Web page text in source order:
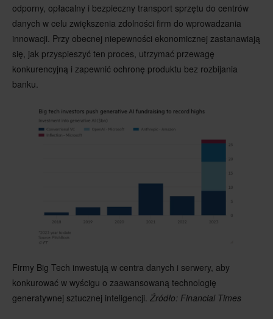
odporny, opłacalny i bezpieczny transport sprzętu do centrów
danych w celu zwiększenia zdolności firm do wprowadzania
innowacji. Przy obecnej niepewności ekonomicznej zastanawiają
się, jak przyspieszyć ten proces, utrzymać przewagę
konkurencyjną i zapewnić ochronę produktu bez rozbijania
banku.
Firmy Big Tech inwestują w centra danych i serwery, aby
konkurować w wyścigu o zaawansowaną technologię
generatywnej sztucznej inteligencji. Źródło: Financial Times